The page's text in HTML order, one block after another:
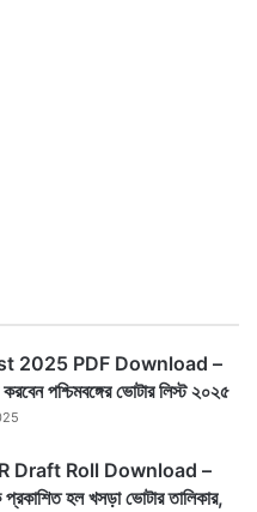
2025 PDF Download –
পশ্চিমবঙ্গের ভোটার লিস্ট ২০২৫
Draft Roll Download –
প্রকাশিত হল খসড়া ভোটার তালিকার,